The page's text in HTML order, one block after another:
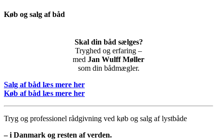
Køb og salg af båd
Skal din båd sælges?
Tryghed og erfaring –
med Jan Wulff Møller
som din bådmægler.
Salg af båd læs mere her
Køb af båd læs mere her
Tryg og professionel rådgivning ved køb og salg af lystbåde
– i Danmark og resten af verden.